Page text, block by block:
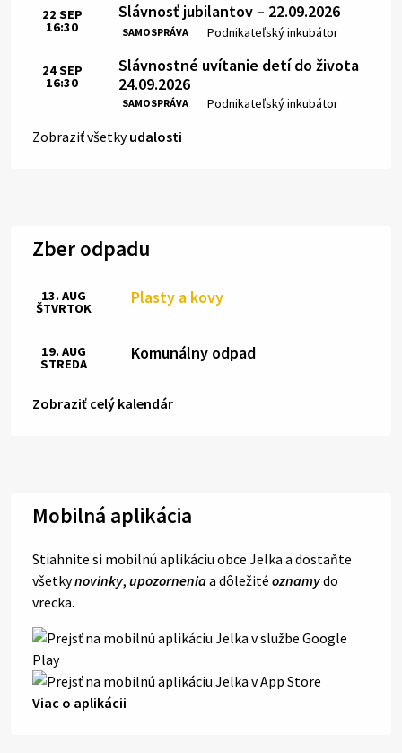
Slávnosť jubilantov – 22.09.2026
SAMOSPRÁVA Miesto:
Podnikateľský inkubátor
Čas:
22 SEP
16:30
Slávnostné uvítanie detí do života
24.09.2026
SAMOSPRÁVA Miesto:
Podnikateľský inkubátor
Čas:
24SEP
16:30
Zobraziť všetkyudalosti
Zber odpadu
Plasty a kovy
13. AUG
ŠTVRTOK
Komunálny odpad
19. AUG
STREDA
Zobraziť celý kalendár
Mobilná aplikácia
Stiahnite si mobilnú aplikáciu obce Jelka a dostaňte
všetkynovinky, upozorneniaa dôležité oznamydo
vrecka.
Viac o aplikácii